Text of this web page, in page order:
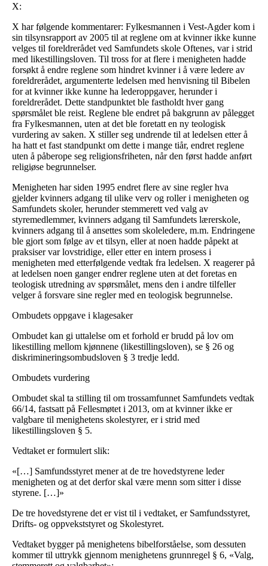
X:
X har følgende kommentarer: Fylkesmannen i Vest-Agder kom i
sin tilsynsrapport av 2005 til at reglene om at kvinner ikke kunne
velges til foreldrerådet ved Samfundets skole Oftenes, var i strid
med likestillingsloven. Til tross for at flere i menigheten hadde
forsøkt å endre reglene som hindret kvinner i å være ledere av
foreldrerådet, argumenterte ledelsen med henvisning til Bibelen
for at kvinner ikke kunne ha lederoppgaver, herunder i
foreldrerådet. Dette standpunktet ble fastholdt hver gang
spørsmålet ble reist. Reglene ble endret på bakgrunn av pålegget
fra Fylkesmannen, uten at det ble foretatt en ny teologisk
vurdering av saken. X stiller seg undrende til at ledelsen etter å
ha hatt et fast standpunkt om dette i mange tiår, endret reglene
uten å påberope seg religionsfriheten, når den først hadde anført
religiøse begrunnelser.
Menigheten har siden 1995 endret flere av sine regler hva
gjelder kvinners adgang til ulike verv og roller i menigheten og
Samfundets skoler, herunder stemmerett ved valg av
styremedlemmer, kvinners adgang til Samfundets lærerskole,
kvinners adgang til å ansettes som skoleledere, m.m. Endringene
ble gjort som følge av et tilsyn, eller at noen hadde påpekt at
praksiser var lovstridige, eller etter en intern prosess i
menigheten med etterfølgende vedtak fra ledelsen. X reagerer på
at ledelsen noen ganger endrer reglene uten at det foretas en
teologisk utredning av spørsmålet, mens den i andre tilfeller
velger å forsvare sine regler med en teologisk begrunnelse.
Ombudets oppgave i klagesaker
Ombudet kan gi uttalelse om et forhold er brudd på lov om
likestilling mellom kjønnene (likestillingsloven), se § 26 og
diskrimineringsombudsloven § 3 tredje ledd.
Ombudets vurdering
Ombudet skal ta stilling til om trossamfunnet Samfundets vedtak
66/14, fastsatt på Fellesmøtet i 2013, om at kvinner ikke er
valgbare til menighetens skolestyrer, er i strid med
likestillingsloven § 5.
Vedtaket er formulert slik:
«[…] Samfundsstyret mener at de tre hovedstyrene leder
menigheten og at det derfor skal være menn som sitter i disse
styrene. […]»
De tre hovedstyrene det er vist til i vedtaket, er Samfundsstyret,
Drifts- og oppvekststyret og Skolestyret.
Vedtaket bygger på menighetens bibelforståelse, som dessuten
kommer til uttrykk gjennom menighetens grunnregel § 6, «Valg,